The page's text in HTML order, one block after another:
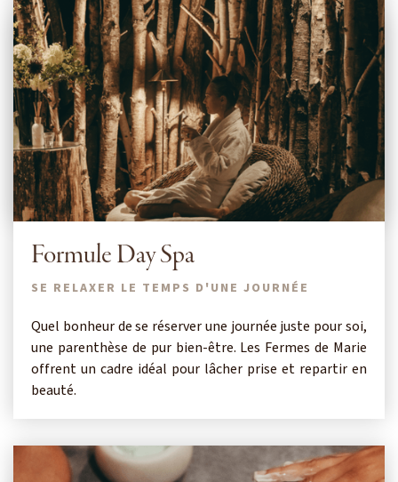
Formule Day Spa
SE RELAXER LE TEMPS D'UNE JOURNÉE
Quel bonheur de se réserver une journée juste pour soi,
une parenthèse de pur bien-être. Les Fermes de Marie
offrent un cadre idéal pour lâcher prise et repartir en
beauté.